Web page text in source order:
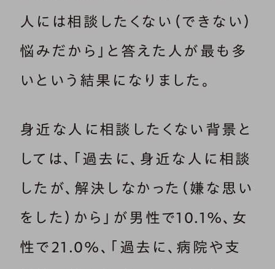
人には相談したくない（できない）
悩みだから」と答えた人が最も多
いという結果になりました。
身近な人に相談したくない背景と
しては、「過去に、身近な人に相談
したが、解決しなかった（嫌な思い
をした）から」が男性で10.1%、女
性で21.0%、「過去に、病院や支